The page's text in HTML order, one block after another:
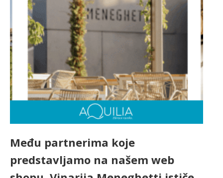
Među partnerima koje
predstavljamo na našem web